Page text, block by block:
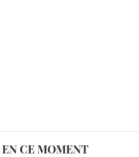
EN CE MOMENT